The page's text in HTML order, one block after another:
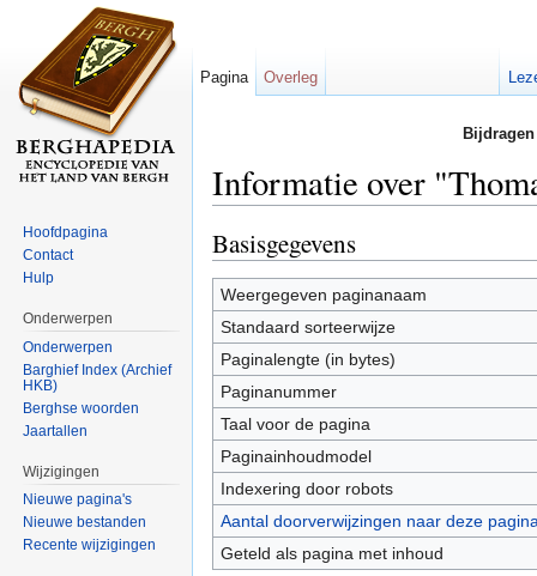
Informatie over
Basisgegevens
Weergegeven paginanaam
Standaard sorteerwijze
Paginalengte (in bytes)
Paginanummer
Taal voor de pagina
Paginainhoudmodel
Indexering door robots
Aantal doorverwijzingen naar deze
Geteld als pagina met inhoud
Pagina Overleg
Hoofdpagina
Contact
Hulp
Onderwerpen
Onderwerpen
Barghief Index (Archief
HKB)
Berghse woorden
Jaartallen
Wijzigingen
Nieuwe pagina's
Nieuwe bestanden
Recente wijzigingen